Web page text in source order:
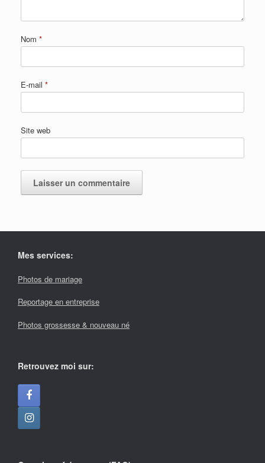
Nom *
E-mail *
Site web
Mes services:
Photos de mariage
Reportage en entreprise
Photos grossesse & nouveau né
Retrouvez moi sur: